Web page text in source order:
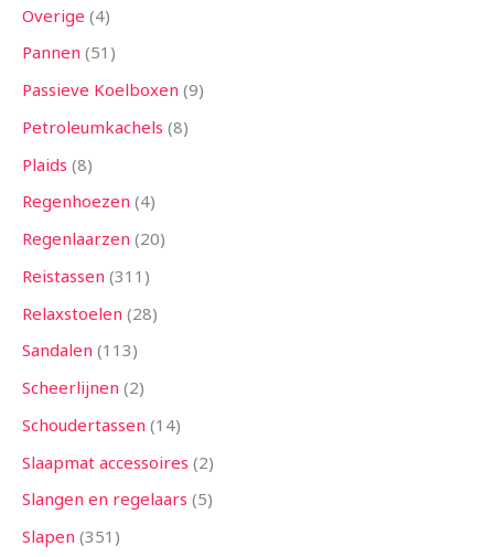
Overige 4
Pannen 51
Passieve Koelboxen 9
Petroleumkachels 8
Plaids 8
Regenhoezen 4
Regenlaarzen 20
Reistassen 311
Relaxstoelen 28
Sandalen 113
Scheerlijnen 2
Schoudertassen 14
Slaapmat accessoires 2
Slangen en regelaars 5
Slapen 351